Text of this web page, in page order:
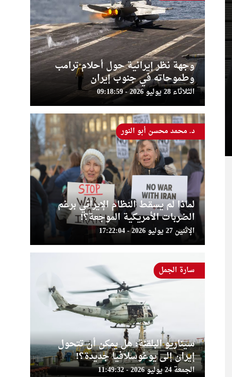
وجهة نظر إيرانية حول أحلام ترامب
وطموحاته في جنوب إيران
الثلاثاء 28 يوليو 2026 - 09:18:59
لماذا لم يسقط النظام الإيراني برغم
الضربات الأمريكية الموجعة؟!
الإثنين 27 يوليو 2026 - 17:22:04
د. محمد محسن أبو النور
سيناريو البلقنة: هل يمكن أن تتحول
إيران إلى يوغوسلافيا جديدة؟!
الجمعة 24 يوليو 2026 - 11:49:32
سارة الجمل